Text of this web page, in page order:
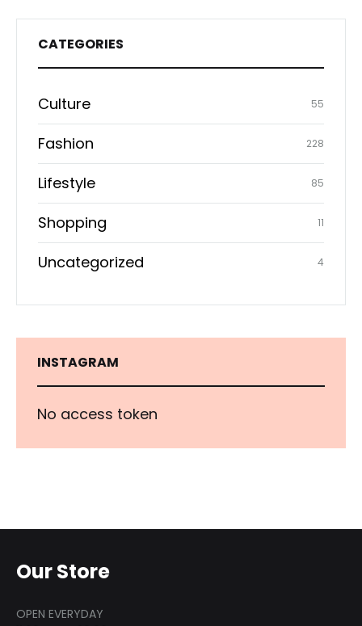
CATEGORIES
Culture 55
Fashion 228
Lifestyle 85
Shopping 11
Uncategorized 4
INSTAGRAM
No access token
Our Store
OPEN EVERYDAY